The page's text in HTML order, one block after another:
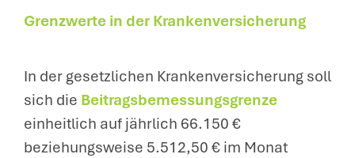
Grenzwerte in der Krankenversicherung
In der gesetzlichen Krankenversicherung soll
sich die Beitragsbemessungsgrenze
einheitlich auf jährlich 66.150 €
beziehungsweise 5.512,50 € im Monat